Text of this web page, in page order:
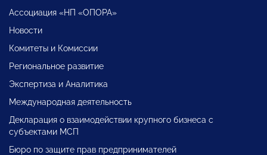
Ассоциация «НП «ОПОРА»
Новости
Комитеты и Комиссии
Региональное развитие
Экспертиза и Аналитика
Международная деятельность
Декларация о взаимодействии крупного бизнеса с
субъектами МСП
Бюро по защите прав предпринимателей